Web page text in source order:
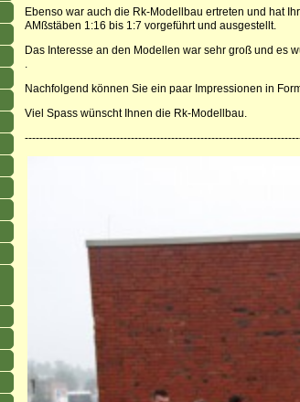
Ebenso war auch die Rk-Modellbau ertreten und hat
AMßstäben 1:16 bis 1:7 vorgeführt und ausgestellt.
Das Interesse an den Modellen war sehr groß und es
Nachfolgend können Sie ein paar Impressionen in
Viel Spass wünscht Ihnen die Rk-Modellbau.